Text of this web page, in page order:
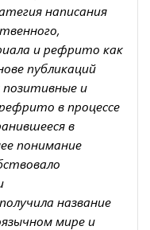
написания
и рефрито как
публикаций
позитивные и
в процессе
в
понимание
название
мире и